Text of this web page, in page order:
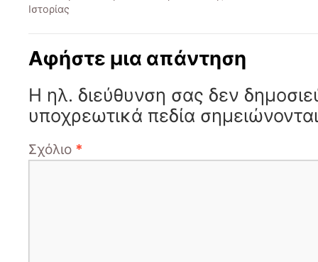
Ιστορίας
Αφήστε μια απάντηση
Η ηλ. διεύθυνση σας δεν
υποχρεωτικά πεδία
Σχόλιο *